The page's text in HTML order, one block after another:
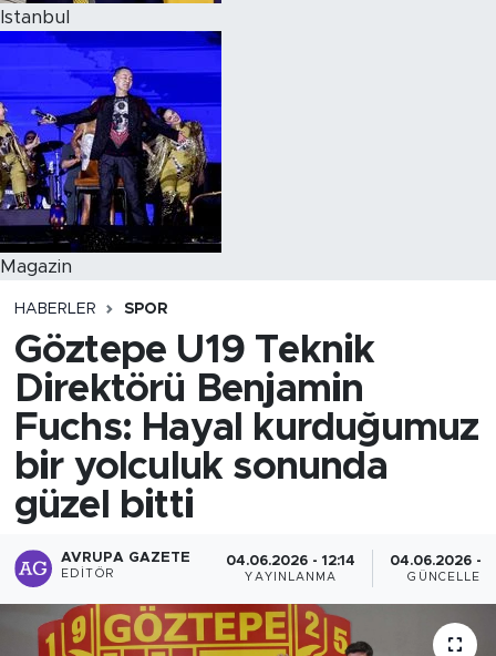
Istanbul
Magazin
HABERLER SPOR
Göztepe U19 Teknik
Direktörü Benjamin
Fuchs: Hayal kurduğumuz
bir yolculuk sonunda
güzel bitti
AVRUPA GAZETE
EDITÖR
04.06.2026 - 12:14
YAYINLANMA
04.06.2026 -